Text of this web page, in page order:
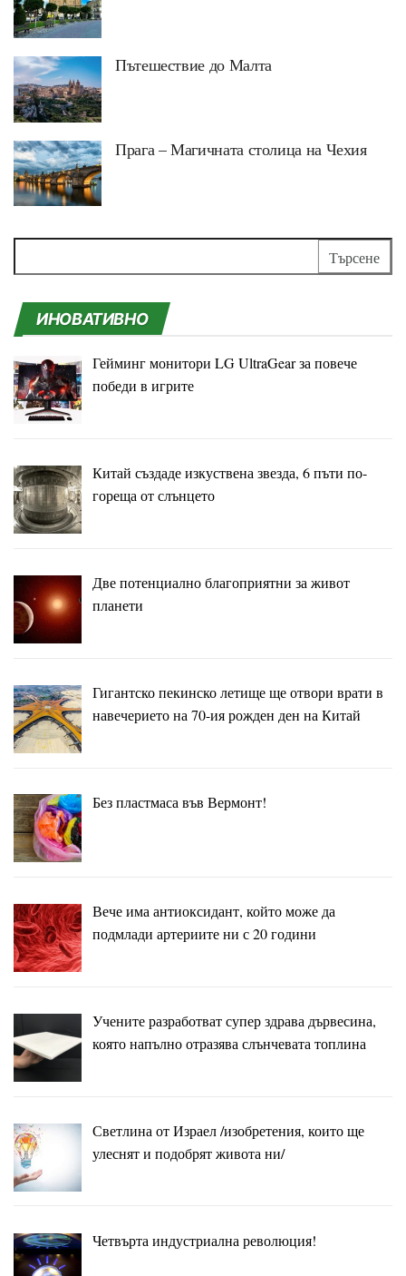
Пътешествие до Малта
Прага – Магичната столица на Чехия
за:
ИНОВАТИВНО
Гейминг монитори LG UltraGear за повече
победи в игрите
Китай създаде изкуствена звезда, 6 пъти по-
гореща от слънцето
Две потенциално благоприятни за живот
планети
Гигантско пекинско летище ще отвори врати в
навечерието на 70-ия рожден ден на Китай
Без пластмаса във Вермонт!
Вече има антиоксидант, който може да
подмлади артериите ни с 20 години
Учените разработват супер здрава дървесина,
която напълно отразява слънчевата топлина
Светлина от Израел /изобретения, които ще
улеснят и подобрят живота ни/
Четвърта индустриална революция!